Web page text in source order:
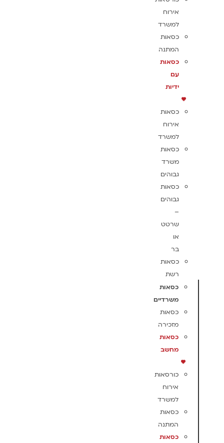
אירוח
למשרד
כסאות
המתנה
כסאות
עם
ידיות
כסאות
אירוח
למשרד
כסאות
משרד
גבוהים
כסאות
גבוהים
–
שרטט
או
בר
כסאות
רשת
כסאות
משרדיים
כסאות
מזכירה
כסאות
מחשב
כורסאות
אירוח
למשרד
כסאות
המתנה
כסאות